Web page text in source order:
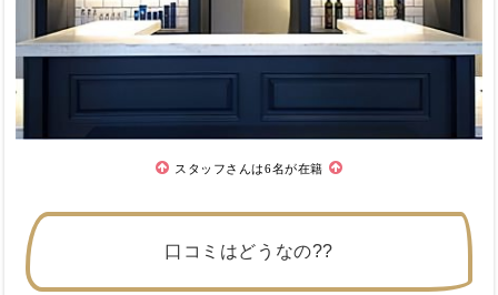
スタッフさんは6名が在籍
口コミはどうなの??